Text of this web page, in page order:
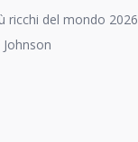
ricchi del mondo 2026
Johnson